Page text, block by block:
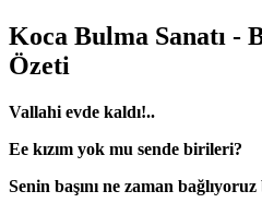
Koca Bulma Sanatı -
Özeti
Vallahi evde kaldı!..
Ee kızım yok mu sende birileri?
Senin başını ne zaman bağlıyoruz